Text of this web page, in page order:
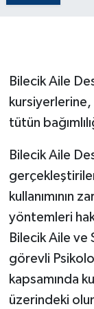
Bilecik Aile
kursiyerlerine,
tütün
Bilecik Aile
kullanımının
yöntemleri
Bilecik Aile
görevli
kapsamında
üzerindeki
EKONOMİ
English
Finans
Flaş
GENEL